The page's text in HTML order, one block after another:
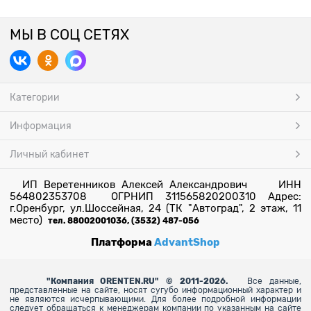
МЫ В СОЦ СЕТЯХ
Категории
Информация
Личный кабинет
ИП Веретенников Алексей Александрович ИНН
564802353708 ОГРНИП 311565820200310 Адрес:
г.Оренбург, ул.Шоссейная, 24 (ТК "Автоград", 2 этаж, 11
место) тел. 88002001036, (3532) 487-056
ПлатформаAdvantShop
" Компания ORENTEN.RU" © 2011-2026.
Все данные,
представленные на сайте, носят сугубо информационный характер и
не являются исчерпывающими. Для более подробной информации
следует обращаться к менеджерам компании по указанным на сайте